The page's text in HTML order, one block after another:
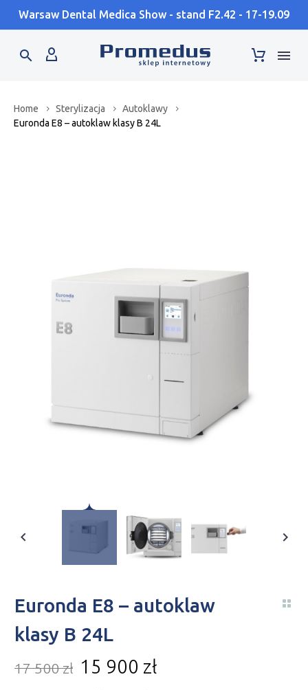
Warsaw Dental Medica Show - stand F2.42 - 17-19.09
Home Sterylizacja
Autoklawy
Euronda E8 – autoklaw klasy B 24L
Euronda E8 – autoklaw
klasy B 24L
17 500zł 15 900 zł